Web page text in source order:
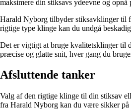
maksimere din stiksavs ydeevne og
Harald Nyborg tilbyder stiksavklinger til
rigtige type klinge kan du undgå
Det er vigtigt at bruge kvalitetsklinger til
præcise og glatte snit, hver gang du
Afsluttende tanker
Valg af den rigtige klinge til din stiksav
fra Harald Nyborg kan du være sikker på